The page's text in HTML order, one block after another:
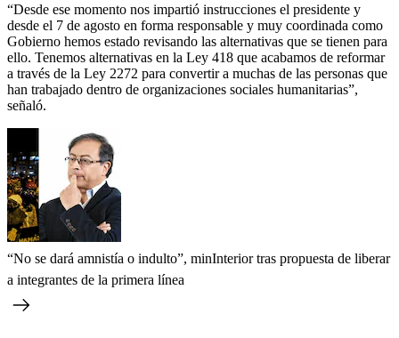
“Desde ese momento nos impartió instrucciones el presidente y
desde el 7 de agosto en forma responsable y muy coordinada como
Gobierno hemos estado revisando las alternativas que se tienen para
ello. Tenemos alternativas en la Ley 418 que acabamos de reformar
a través de la Ley 2272 para convertir a muchas de las personas que
han trabajado dentro de organizaciones sociales humanitarias”,
señaló.
“No se dará amnistía o indulto”, minInterior tras propuesta de liberar
a integrantes de la primera línea